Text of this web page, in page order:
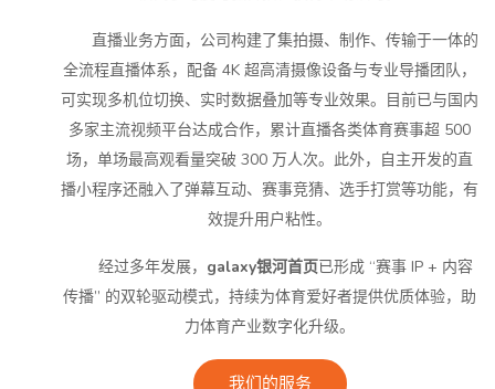
直播业务方面，公司构建了集拍摄、制作、传输于一体的
全流程直播体系，配备 4K 超高清摄像设备与专业导播团队，
可实现多机位切换、实时数据叠加等专业效果。目前已与国内
多家主流视频平台达成合作，累计直播各类体育赛事超 500
场，单场最高观看量突破 300 万人次。此外，自主开发的直
播小程序还融入了弹幕互动、赛事竞猜、选手打赏等功能，有
效提升用户粘性。
经过多年发展， galaxy银河首页已形成 “赛事 IP + 内容
传播” 的双轮驱动模式，持续为体育爱好者提供优质体验，助
力体育产业数字化升级。
我们的服务